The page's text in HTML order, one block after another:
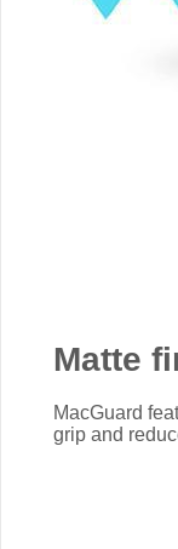
Matte
MacGuard
grip and